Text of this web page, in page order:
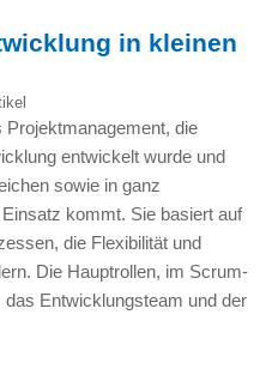
in kleinen
die
entwickelt wurde und
sowie in ganz
kommt. Sie basiert auf
die Flexibilität und
Die Hauptrollen, im Scrum-
Entwicklungsteam und der